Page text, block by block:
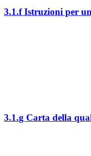
3.1.f Istruzioni per
3.1.g Carta della